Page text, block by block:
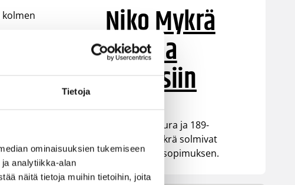
Tietoja
ominaisuuksien tukemiseen
analytiikka-alan
näitä tietoja muihin tietoihin, joita
Niko Mykrä
Loimaa
Bisonsiin
Loimaalaisseura ja 189-
senttinen Mykrä solmivat
yksivuotisen sopimuksen.